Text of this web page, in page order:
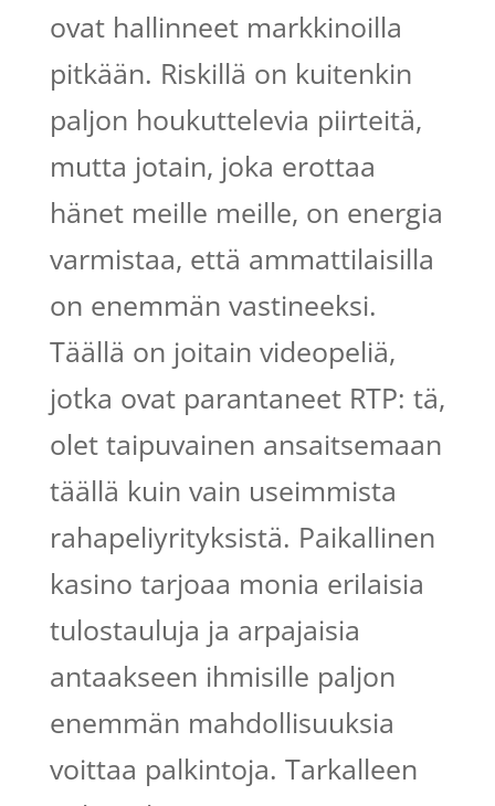
ovat hallinneet markkinoilla
pitkään. Riskillä on kuitenkin
paljon houkuttelevia piirteitä,
mutta jotain, joka erottaa
hänet meille meille, on energia
varmistaa, että ammattilaisilla
on enemmän vastineeksi.
Täällä on joitain videopeliä,
jotka ovat parantaneet RTP: tä,
olet taipuvainen ansaitsemaan
täällä kuin vain useimmista
rahapeliyrityksistä. Paikallinen
kasino tarjoaa monia erilaisia ​​
tulostauluja ja arpajaisia ​​
antaakseen ihmisille paljon
enemmän mahdollisuuksia
voittaa palkintoja. Tarkalleen